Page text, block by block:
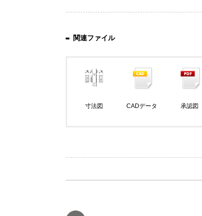
関連ファイル
寸法図 CADデータ 承認図